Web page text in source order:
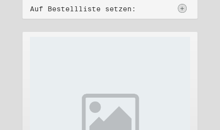
Auf Bestellliste setzen: